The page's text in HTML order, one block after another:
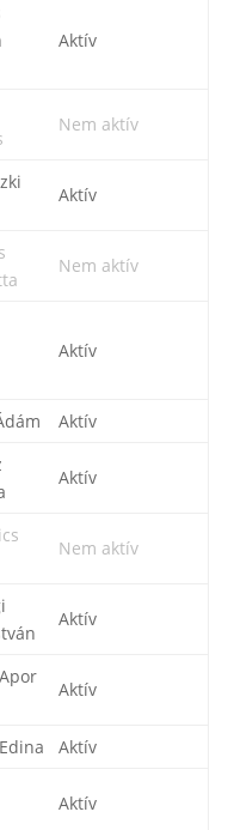
Aktív
Nem aktív
Aktív
Nem aktív
Aktív
Aktív
Aktív
Nem aktív
Aktív
Aktív
Aktív
Aktív